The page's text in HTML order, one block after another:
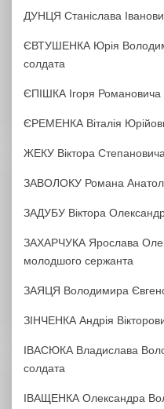
ДУНЦЯ Станіслава
ЄВТУШЕНКА Юрія
солдата
ЄПІШКА Ігоря
ЄРЕМЕНКА Віталія
ЖЕКУ Віктора
ЗАВОЛОКУ Романа
ЗАДУБУ Віктора
ЗАХАРЧУКА Ярослава
молодшого сержанта
ЗАЯЦЯ Володимира
ЗІНЧЕНКА Андрія
ІВАСЮКА Владислава
солдата
ІВАЩЕНКА Олександра